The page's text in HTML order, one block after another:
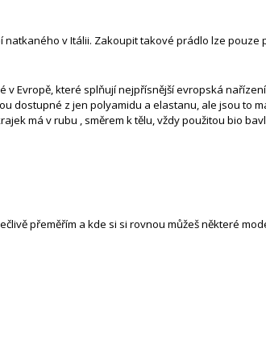
v Itálii. Zakoupit takové prádlo lze pouze
v Evropě, které splňují nejpřísnější evropská
dostupné z jen polyamidu a elastanu, ale jsou to
má v rubu , směrem k tělu, vždy použitou bio
přeměřím a kde si si rovnou můžeš některé